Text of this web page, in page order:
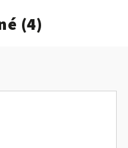
(4)